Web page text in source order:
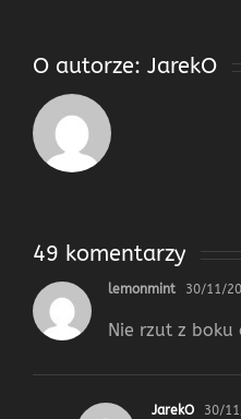
O autorze: JarekO
49 komentarzy
lemonmint 30/11/
Nie rzut z boku
JarekO 30/